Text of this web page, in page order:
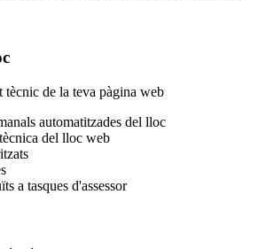
tècnic de la teva pàgina web
automatitzades del lloc
del lloc web
a tasques d'assessor